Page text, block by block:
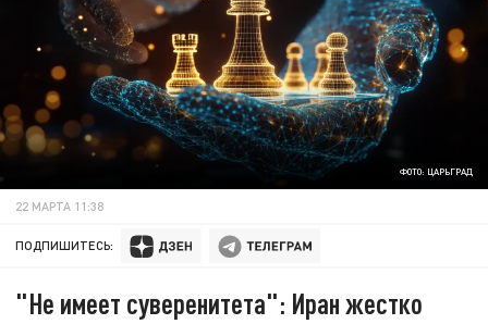
ФОТО: ЦАРЬГРАД
22 МАРТА 11:38
ПОДПИШИТЕСЬ:
"Не имеет суверенитета": Иран жестко